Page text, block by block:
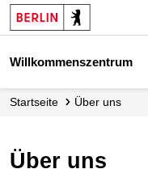
Direkt
zum
Willkommenszentrum
Startseite Über uns
Über uns